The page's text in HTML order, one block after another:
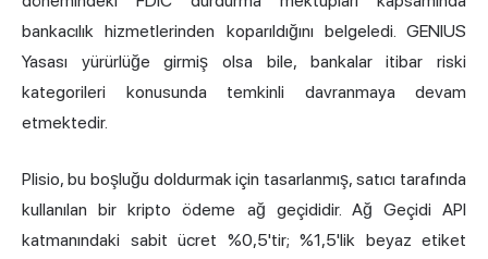
bankacılık hizmetlerinden koparıldığını belgeledi. GENIUS
Yasası yürürlüğe girmiş olsa bile, bankalar itibar riski
kategorileri konusunda temkinli davranmaya devam
etmektedir.
Plisio, bu boşluğu doldurmak için tasarlanmış, satıcı tarafında
kullanılan bir kripto ödeme ağ geçididir. Ağ Geçidi API
katmanındaki sabit ücret %0,5'tir; %1,5'lik beyaz etiket